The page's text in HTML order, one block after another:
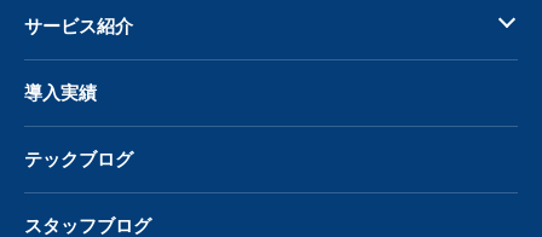
サービス紹介
導入実績
テックブログ
スタッフブログ